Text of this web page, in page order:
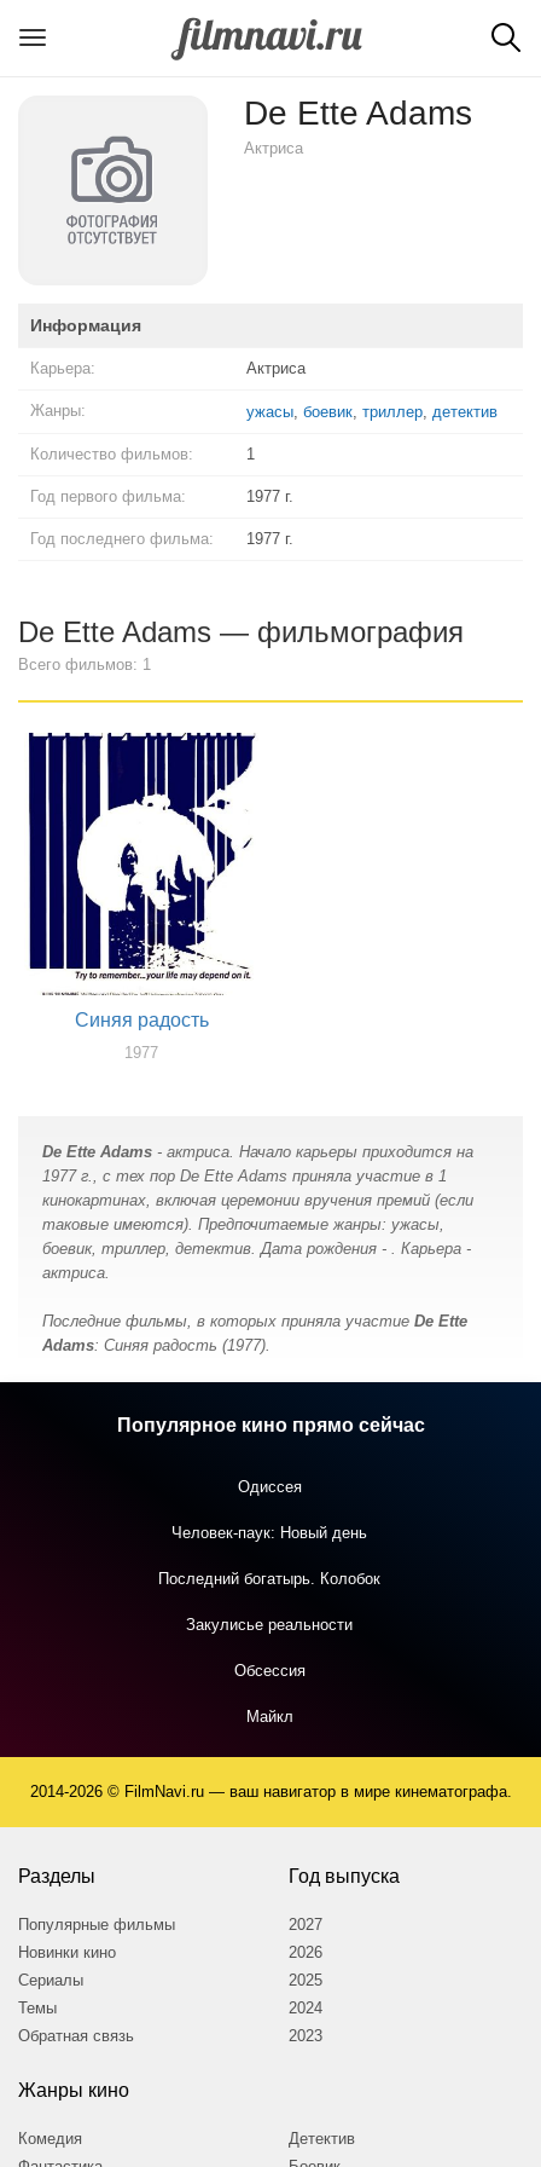
De Ette Adams
Актриса
Информация
Карьера: Актриса
Жанры: ужасы боевик триллер детектив
Количество фильмов: 1
Год первого фильма: 1977 г.
Год последнего фильма: 1977 г.
De Ette Adams — фильмография
Всего фильмов: 1
Синяя радость
1977
De Ette Adams - актриса. Начало карьеры приходится на
1977 г., с тех пор De Ette Adams принялa участие в 1
кинокартинах, включая церемонии вручения премий (если
таковые имеются). Предпочитаемые жанры: ужасы,
боевик, триллер, детектив. Дата рождения - . Карьера -
актриса.
Последние фильмы, в которых принялa участие De Ette
Adams: Синяя радость (1977).
Популярное кино прямо сейчас
Одиссея
Человек-паук: Новый день
Последний богатырь. Колобок
Закулисье реальности
Обсессия
Майкл
2014-2026 © FilmNavi.ru — ваш навигатор в мире кинематографа.
Разделы
Популярные фильмы
Новинки кино
Сериалы
Темы
Обратная связь
Год выпуска
2027
2026
2025
2024
2023
Жанры кино
Комедия
Детектив